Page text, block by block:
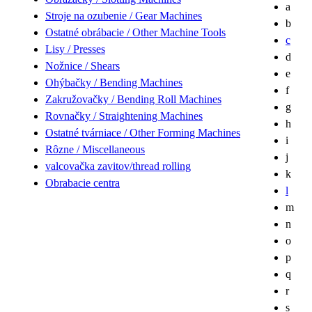
Stroje na ozubenie / Gear Machines
Ostatné obrábacie / Other Machine Tools
Lisy / Presses
Nožnice / Shears
Ohýbačky / Bending Machines
Zakružovačky / Bending Roll Machines
Rovnačky / Straightening Machines
Ostatné tvárniace / Other Forming Machines
Rôzne / Miscellaneous
valcovačka zavitov/thread rolling
Obrabacie centra
a
b
c
d
e
f
g
h
i
j
k
l
m
n
o
p
q
r
s